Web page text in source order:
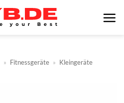
» Fitnessgeräte » Kleingeräte